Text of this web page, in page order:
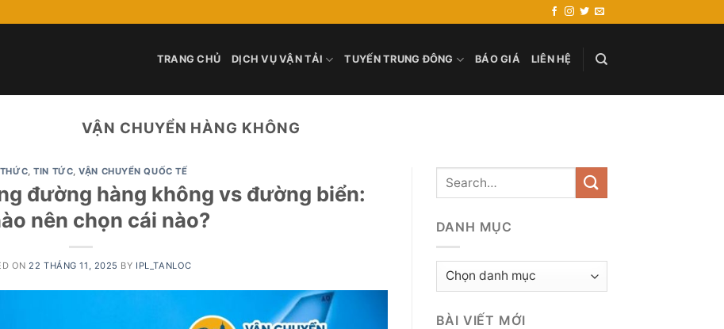
TRANG CHỦ DỊCH VỤ VẬN TẢI TUYẾN TRUNG ĐÔNG BÁO GIÁ LIÊN HỆ
VẬN CHUYỂN HÀNG KHÔNG
,TIN TỨC,VẬN CHUYỂN QUỐC TẾ
đường hàng không vs đường biển:
nên chọn cái nào?
ON 22 THÁNG 11, 2025 BY IPL_TANLOC
DANH MỤC
Danh
BÀI VIẾT MỚI